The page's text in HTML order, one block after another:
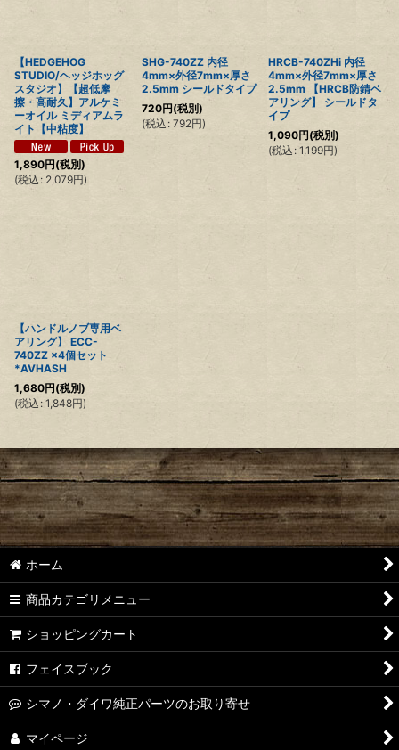
【HEDGEHOG
STUDIO/ヘッジホッグ
スタジオ】【超低摩
擦・高耐久】アルケミ
ーオイル ミディアムラ
イト【中粘度】
1,890円(税別)
(税込 : 2,079円)
SHG-740ZZ 内径
4mm×外径7mm×厚さ
2.5mm シールドタイプ
720円(税別)
(税込 : 792円)
HRCB-740ZHi 内径
4mm×外径7mm×厚さ
2.5mm 【HRCB防錆ベ
アリング】 シールドタ
イプ
1,090円(税別)
(税込 : 1,199円)
【ハンドルノブ専用ベ
アリング】 ECC-
740ZZ ×4個セット
*AVHASH
1,680円(税別)
(税込 : 1,848円)
ホーム
商品カテゴリメニュー
ショッピングカート
フェイスブック
シマノ・ダイワ純正パーツのお取り寄せ
マイページ